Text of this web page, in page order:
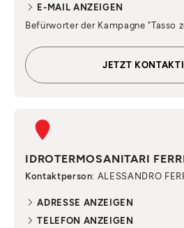
E-MAIL ANZEIGEN
Befürworter der Kampagne "Tasso
JETZT
IDROTERMOSANITARI
Kontaktperson: ALESSANDRO
ADRESSE ANZEIGEN
TELEFON ANZEIGEN